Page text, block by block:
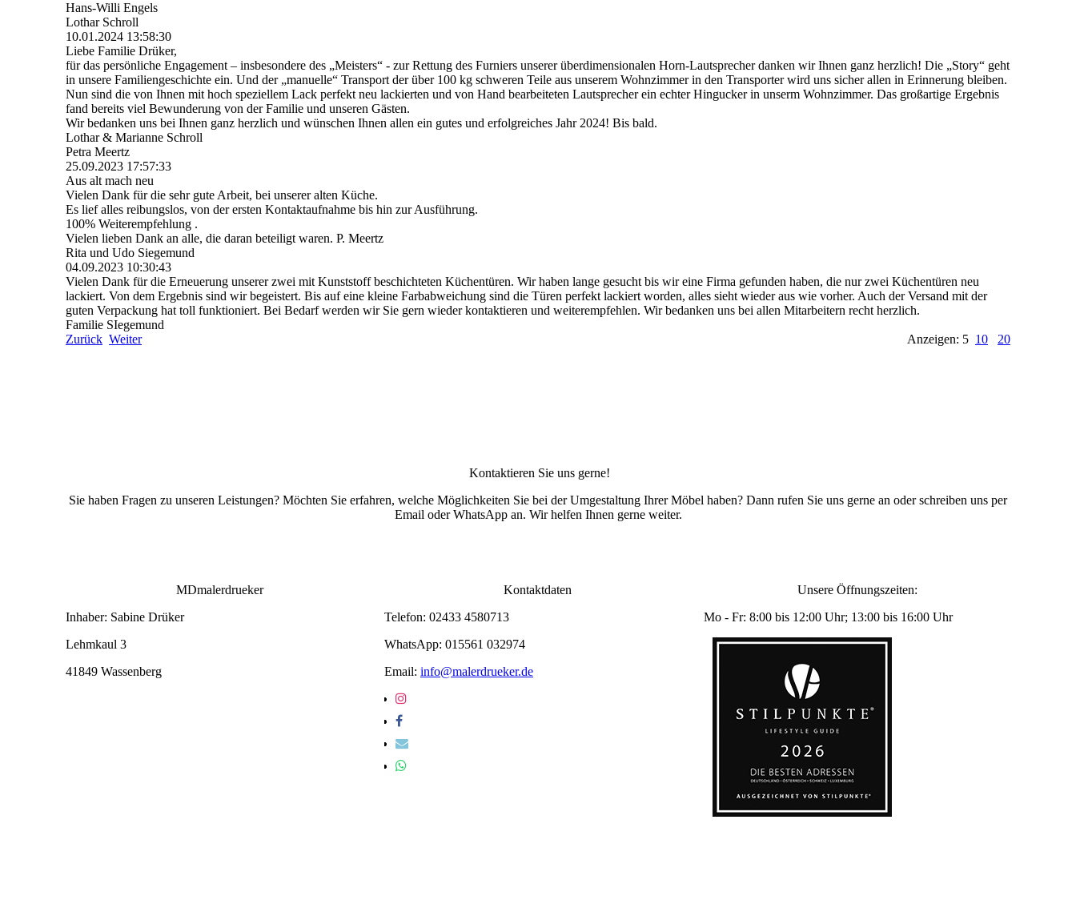
Hans-Willi Engels
Lothar Schroll
10.01.2024 13:58:30
Liebe Familie Drüker,
für das persönliche Engagement – insbesondere des „Meisters“ - zur Rettung des Furniers unserer überdimensionalen Horn-Lautsprecher danken wir Ihnen ganz herzlich! Die „Story“ geht
in unsere Familiengeschichte ein. Und der „manuelle“ Transport der über 100 kg schweren Teile aus unserem Wohnzimmer in den Transporter wird uns sicher allen in Erinnerung bleiben.
Nun sind die von Ihnen mit hoch speziellem Lack perfekt neu lackierten und von Hand bearbeiteten Lautsprecher ein echter Hingucker in unserm Wohnzimmer. Das großartige Ergebnis
fand bereits viel Bewunderung von der Familie und unseren Gästen.
Wir bedanken uns bei Ihnen ganz herzlich und wünschen Ihnen allen ein gutes und erfolgreiches Jahr 2024! Bis bald.
Lothar & Marianne Schroll
Petra Meertz
25.09.2023 17:57:33
Aus alt mach neu
Vielen Dank für die sehr gute Arbeit, bei unserer alten Küche.
Es lief alles reibungslos, von der ersten Kontaktaufnahme bis hin zur Ausführung.
100% Weiterempfehlung .
Vielen lieben Dank an alle, die daran beteiligt waren. P. Meertz
Rita und Udo Siegemund
04.09.2023 10:30:43
Vielen Dank für die Erneuerung unserer zwei mit Kunststoff beschichteten Küchentüren. Wir haben lange gesucht bis wir eine Firma gefunden haben, die nur zwei Küchentüren neu
lackiert. Von dem Ergebnis sind wir begeistert. Bis auf eine kleine Farbabweichung sind die Türen perfekt lackiert worden, alles sieht wieder aus wie vorher. Auch der Versand mit der
guten Verpackung hat toll funktioniert. Bei Bedarf werden wir Sie gern wieder kontaktieren und weiterempfehlen. Wir bedanken uns bei allen Mitarbeitern recht herzlich.
Familie SIegemund
Zurück Weiter Anzeigen: 5 10 20
Kontaktieren Sie uns gerne!
Sie haben Fragen zu unseren Leistungen? Möchten Sie erfahren, welche Möglichkeiten Sie bei der Umgestaltung Ihrer Möbel haben? Dann rufen Sie uns gerne an oder schreiben uns per
Email oder WhatsApp an. Wir helfen Ihnen gerne weiter.
MDmalerdrueker
Inhaber: Sabine Drüker
Lehmkaul 3
41849 Wassenberg
Kontaktdaten
Telefon: 02433 4580713
WhatsApp: 015561 032974
Email: info@malerdrueker.de
Unsere Öffnungszeiten:
Mo - Fr: 8:00 bis 12:00 Uhr; 13:00 bis 16:00 Uhr